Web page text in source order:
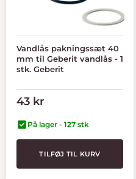
Vandlås pakningssæt 40
mm til Geberit vandlås - 1
stk. Geberit
Tilbudspris
43 kr
På lager - 127 stk
TILFØJ TIL KURV